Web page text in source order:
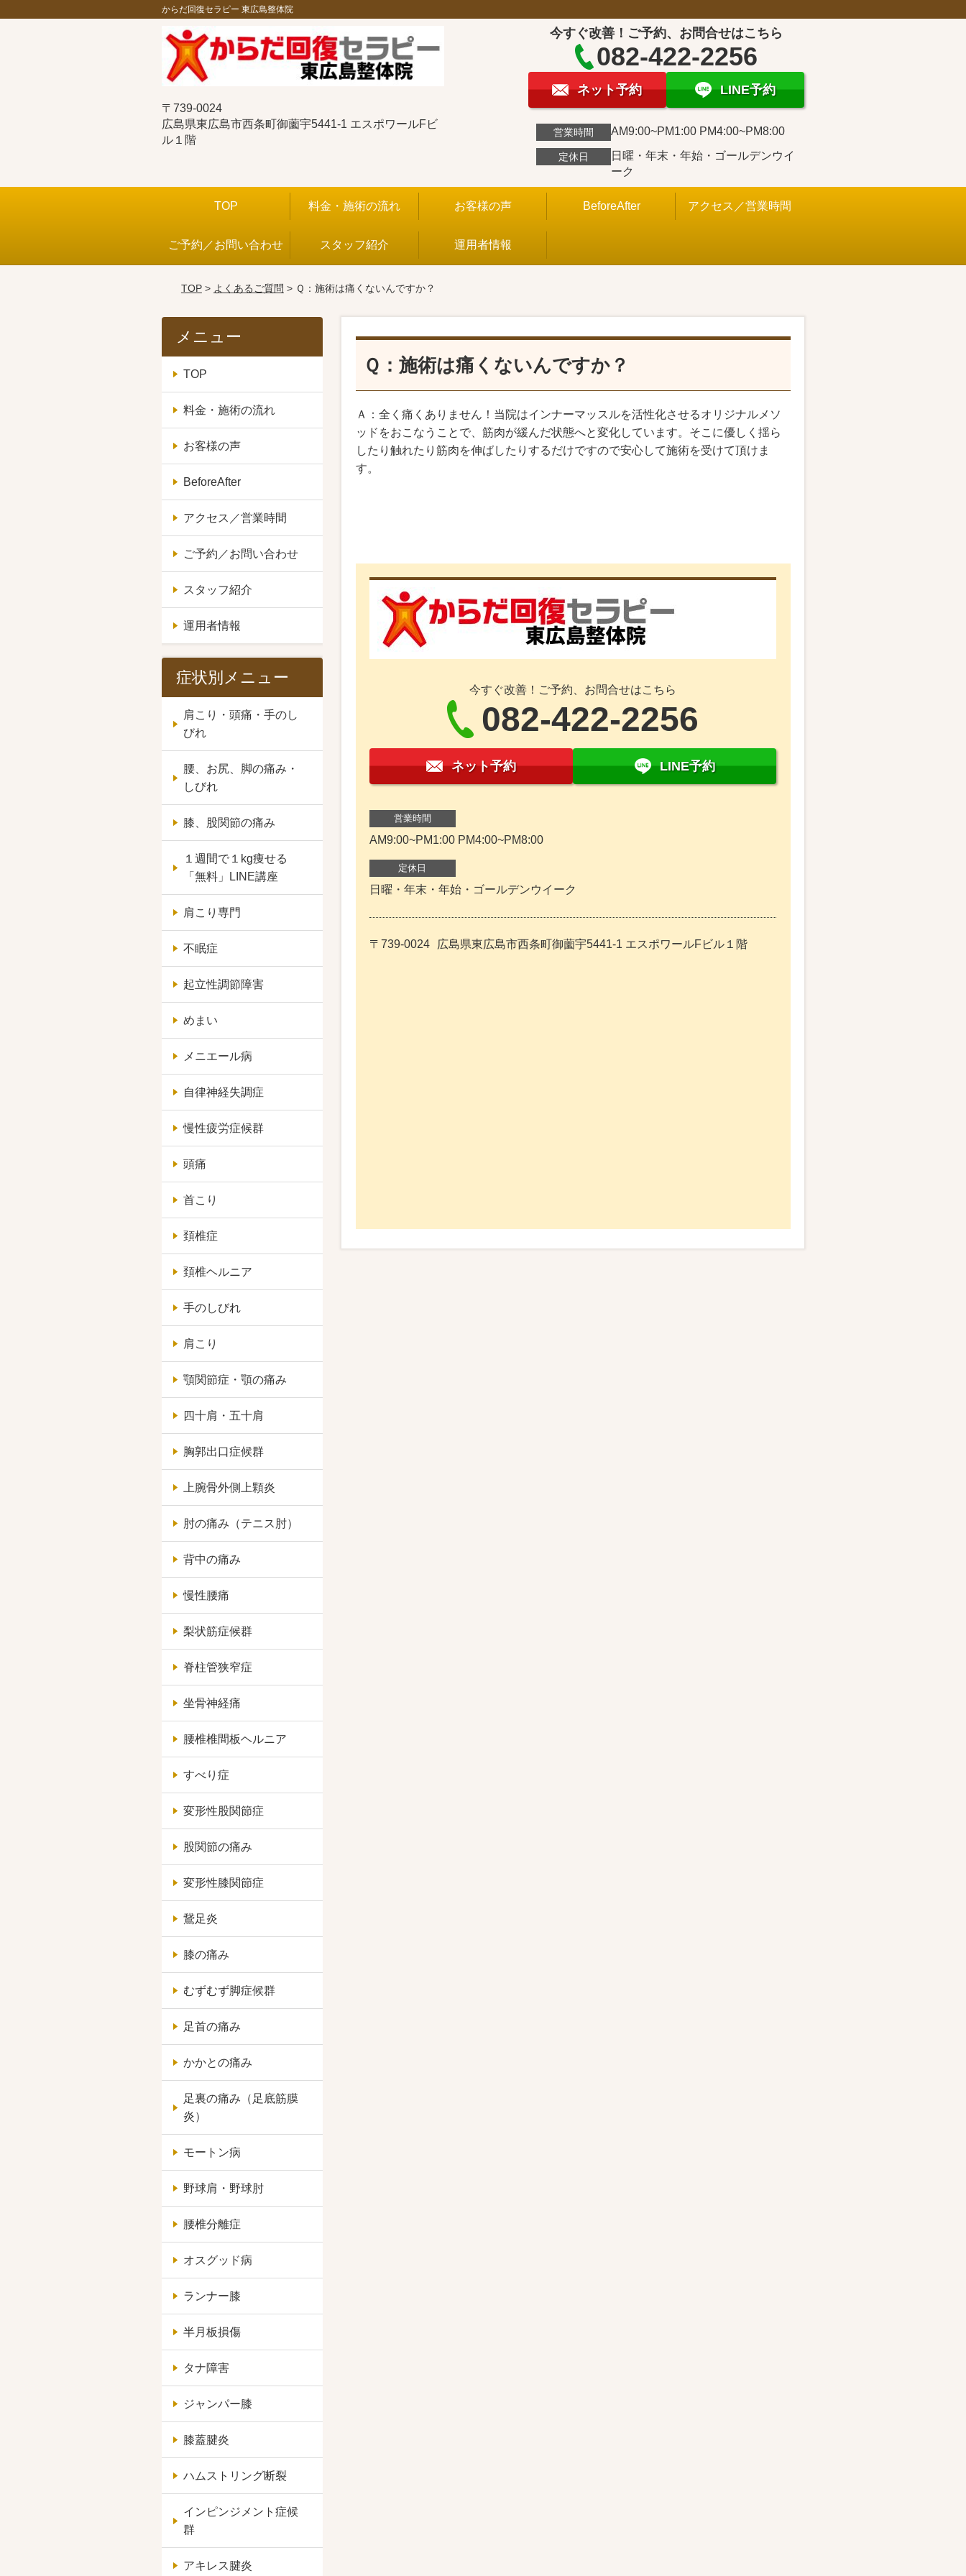
からだ回復セラピー 東広島整体院
〒739-0024
広島県東広島市西条町御薗宇5441-1 エスポワールFビ
ル１階
今すぐ改善！ご予約、お問合せはこちら
082-422-2256
ネット予約 LINE予約
営業時間 AM9:00~PM1:00 PM4:00~PM8:00
定休日
日曜・年末・年始・ゴールデンウイ
ーク
TOP 料金・施術の流れ お客様の声 BeforeAfter アクセス／営業時間
ご予約／お問い合わせ スタッフ紹介 運用者情報
TOP> よくあるご質問 > Ｑ：施術は痛くないんですか？
Ｑ：施術は痛くないんですか？
Ａ：全く痛くありません！当院はインナーマッスルを活性化させるオリジナルメソ
ッドをおこなうことで、筋肉が緩んだ状態へと変化しています。そこに優しく揺ら
したり触れたり筋肉を伸ばしたりするだけですので安心して施術を受けて頂けま
す。
今すぐ改善！ご予約、お問合せはこちら
082-422-2256
ネット予約 LINE予約
営業時間
AM9:00~PM1:00 PM4:00~PM8:00
定休日
日曜・年末・年始・ゴールデンウイーク
〒739-0024 広島県東広島市西条町御薗宇5441-1 エスポワールFビル１階
メニュー
TOP
料金・施術の流れ
お客様の声
BeforeAfter
アクセス／営業時間
ご予約／お問い合わせ
スタッフ紹介
運用者情報
症状別メニュー
肩こり・頭痛・手のし
びれ
腰、お尻、脚の痛み・
しびれ
膝、股関節の痛み
１週間で１kg痩せる
「無料」LINE講座
肩こり専門
不眠症
起立性調節障害
めまい
メニエール病
自律神経失調症
慢性疲労症候群
頭痛
首こり
頚椎症
頚椎ヘルニア
手のしびれ
肩こり
顎関節症・顎の痛み
四十肩・五十肩
胸郭出口症候群
上腕骨外側上顆炎
肘の痛み（テニス肘）
背中の痛み
慢性腰痛
梨状筋症候群
脊柱管狭窄症
坐骨神経痛
腰椎椎間板ヘルニア
すべり症
変形性股関節症
股関節の痛み
変形性膝関節症
鵞足炎
膝の痛み
むずむず脚症候群
足首の痛み
かかとの痛み
足裏の痛み（足底筋膜
炎）
モートン病
野球肩・野球肘
腰椎分離症
オスグッド病
ランナー膝
半月板損傷
タナ障害
ジャンパー膝
膝蓋腱炎
ハムストリング断裂
インピンジメント症候
群
アキレス腱炎